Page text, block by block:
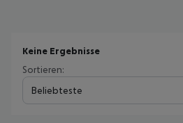
Keine Ergebnisse
Sortieren:
Beliebteste